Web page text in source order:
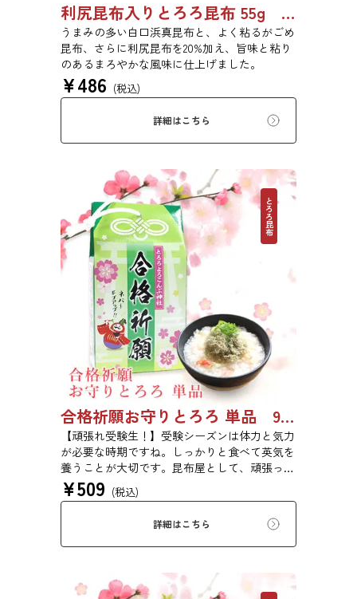
利尻昆布入りとろろ昆布 55g 単品 5袋セット 20袋セット 1842
うまみの多い白口浜真昆布と、よく粘るがごめ
昆布、さらに利尻昆布を20%加え、旨味と粘り
のあるまろやかな風味に仕上げました。
¥486 (税込)
詳細はこちら
とろろ昆布
合格祈願お守りとろろ 単品 9639
【頑張れ受験生！】受験シーズンは体力と気力
が必要な時期ですね。しっかりと食べて英気を
養うことが大切です。昆布屋として、頑張って
いる受験生を「食」の面から応援できないか？
そんな想いから、この「合格祈願お守りとろ
ろ」は誕生しました。 【とろろ昆布の粘りで
「粘り勝ち」！】受験生の方への贈り物にもぴ
ったりの桜咲くめでたいパッケージ仕様となり
でたい。合格祈願昆布を是非どうぞ。
¥509 (税込)
詳細はこちら